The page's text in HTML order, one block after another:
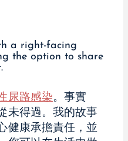
尿路感染。事實
未得過。我的故事
健康承擔責任，並